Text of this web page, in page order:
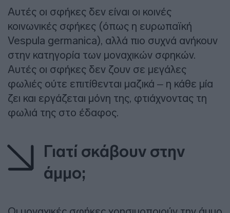
Αυτές οι σφήκες δεν είναι οι κοινές
κοινωνικές σφήκες (όπως η ευρωπαϊκή
Vespula germanica), αλλά πιο συχνά ανήκουν
στην κατηγορία των μοναχικών σφηκών.
Αυτές οι σφήκες δεν ζουν σε μεγάλες
φωλιές ούτε επιτίθενται μαζικά – η κάθε μία
ζει και εργάζεται μόνη της, φτιάχνοντας τη
φωλιά της στο έδαφος.
Γιατί σκάβουν στην
άμμο;